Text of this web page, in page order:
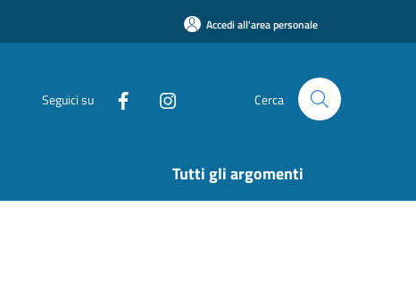
Accedi all'area personale
Seguici su Cerca
Tutti gli argomenti